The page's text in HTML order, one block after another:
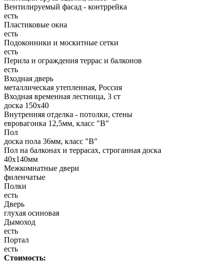
Вентилируемый фасад - контррейка
есть
Пластиковые окна
есть
Подоконники и москитные сетки
есть
Перила и ограждения террас и балконов
есть
Входная дверь
металлическая утепленная, Россия
Входная временная лестница, 3 ст
доска 150х40
Внутренняя отделка - потолки, стены
евровагонка 12,5мм, класс "В"
Пол
доска пола 36мм, класс "B"
Пол на балконах и террасах, строганная доска
40x140мм
Межкомнатные двери
филенчатые
Полки
есть
Дверь
глухая осиновая
Дымоход
есть
Портал
есть
Стоимость: